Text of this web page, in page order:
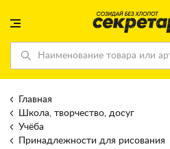
Главная
Школа, творчество, досуг
Учёба
Принадлежности для рисования